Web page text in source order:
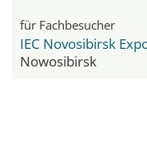
für Fachbesucher
IEC Novosibirsk
Nowosibirsk